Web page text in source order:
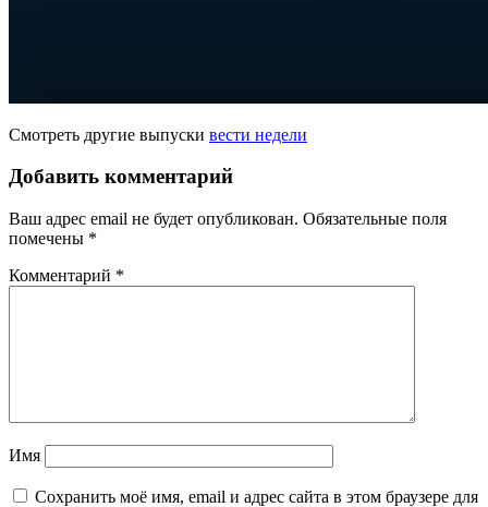
Смотреть другие выпуски вести недели
Добавить комментарий
Ваш адрес email не будет опубликован. Обязательные поля
помечены *
Комментарий *
Имя
Сохранить моё имя, email и адрес сайта в этом браузере для